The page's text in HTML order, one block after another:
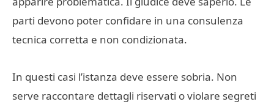
parti devono poter confidare in una consulenza
tecnica corretta e non condizionata.
In questi casi l’istanza deve essere sobria. Non
serve raccontare dettagli riservati o violare segreti